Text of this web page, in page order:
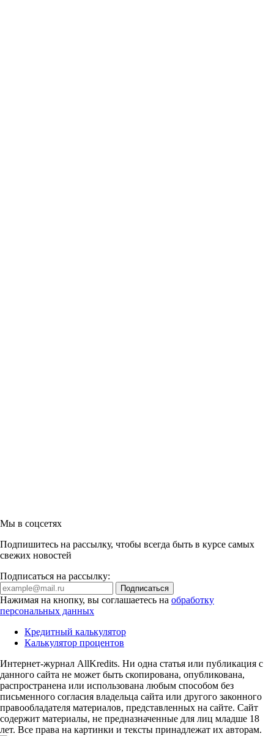
Мы в соцсетях
Подпишитесь на рассылку, чтобы всегда быть в курсе самых
свежих новостей
Подписаться на рассылку:
Нажимая на кнопку, вы соглашаетесь на обработку
персональных данных
Кредитный калькулятор
Калькулятор процентов
Интернет-журнал AllKredits. Ни одна статья или публикация с
данного сайта не может быть скопирована, опубликована,
распространена или использована любым способом без
письменного согласия владельца сайта или другого законного
правообладателя материалов, представленных на сайте. Сайт
содержит материалы, не предназначенные для лиц младше 18
лет. Все права на картинки и тексты принадлежат их авторам.